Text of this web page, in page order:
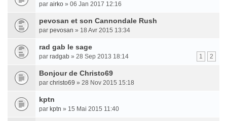
par airko » 06 Jan 2017 12:16
pevosan et son Cannondale Rush
par pevosan » 18 Avr 2015 13:34
rad gab le sage
1 2
par radgab » 28 Sep 2013 18:14
Bonjour de Christo69
par christo69 » 28 Nov 2015 15:18
kptn
par kptn » 15 Mai 2015 11:40